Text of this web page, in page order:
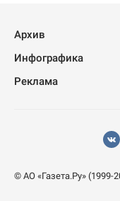
Архив
Инфографика
Реклама
© АО «Газета.Ру» (1999-